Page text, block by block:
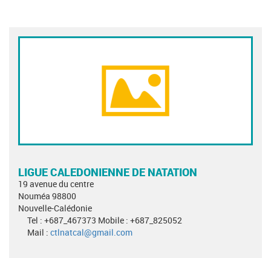
LIGUE CALEDONIENNE DE NATATION
19 avenue du centre
Nouméa 98800
Nouvelle-Calédonie
Tel : +687_467373 Mobile : +687_825052
Mail : ctlnatcal@gmail.com